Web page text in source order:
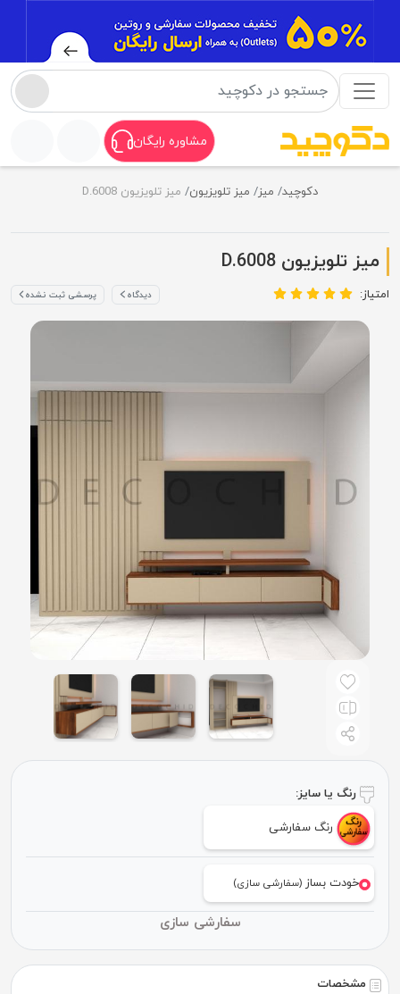
مشاوره رایگان
دکوچید میز میز تلویزیون میز تلویزیون D.6008
میز تلویزیون D.6008
امتیاز: دیدگاه پرسشی ثبت نشده
مشخصات
رنگ یا سایز:
رنگ سفارشی
خودت بساز(سفارشی سازی)
سفارشی سازی